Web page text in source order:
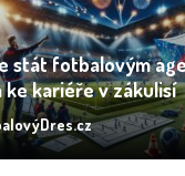
stát fotbalovým
ke kariéře v zákulisí